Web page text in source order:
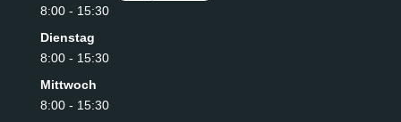
8:00 - 15:30
Dienstag
8:00 - 15:30
Mittwoch
8:00 - 15:30